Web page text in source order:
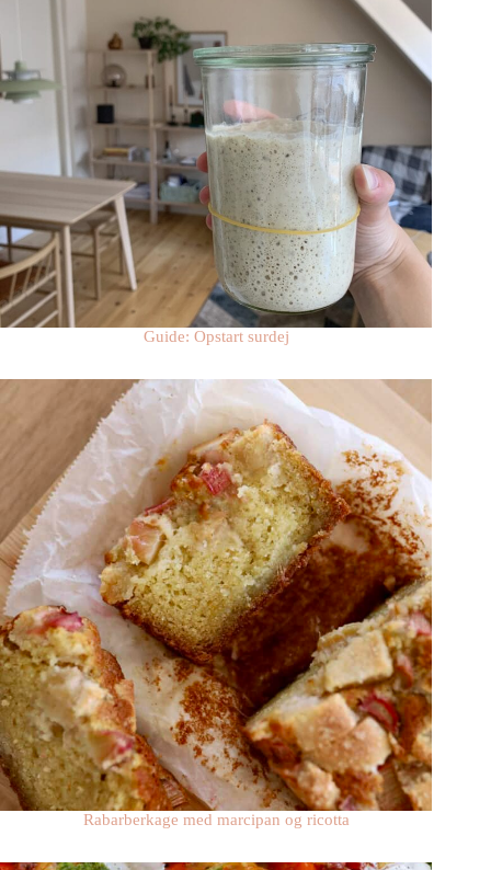
Guide: Opstart surdej
Rabarberkage med marcipan og ricotta